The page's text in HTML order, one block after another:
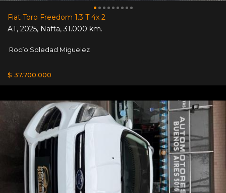
Fiat Toro Freedom 1.3 T 4x 2
AT, 2025, Nafta,31.000 km.
Rocío Soledad Miguelez
$ 37.700.000